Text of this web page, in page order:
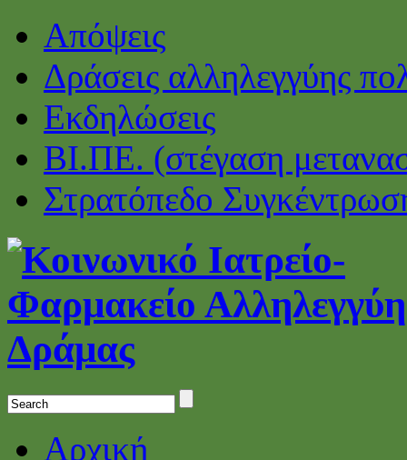
Απόψεις
Δράσεις αλληλεγγύης
Εκδηλώσεις
ΒΙ.ΠΕ. (στέγαση
Στρατόπεδο
Αρχική